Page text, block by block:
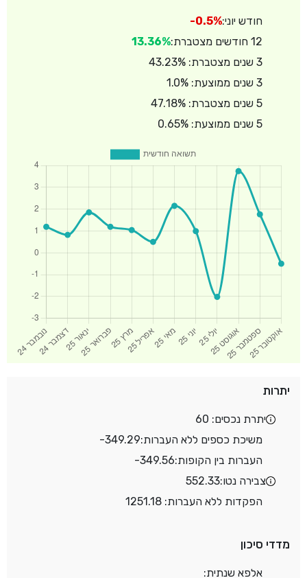
חודש יוני:-0.5%
12 חודשים מצטברת:
13.36%
3 שנים מצטברת: 43.23%
3 שנים ממוצעת: 1.0%
5 שנים מצטברת: 47.18%
5 שנים ממוצעת: 0.65%
יתרות
יתרת נכסים: 60
משיכת כספים ללא העברות:-349.29
העברות בין הקופות:-349.56
צבירה נטו:552.33
הפקדות ללא העברות: 1251.18
מדדי סיכון
אלפא שנתית: